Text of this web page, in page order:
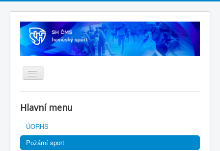
SH ČMS
Hlavní menu
ÚORHS
Požární sport